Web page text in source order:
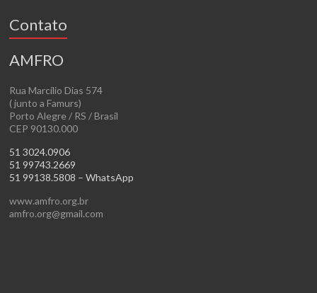
Contato
AMFRO
Rua Marcílio Dias 574
( junto a Famurs)
Porto Alegre / RS / Brasil
CEP 90130.000
51 3024.0906
51 99743.2669
51 99138.5808 – WhatsApp
www.amfro.org.br
amfro.org@gmail.com